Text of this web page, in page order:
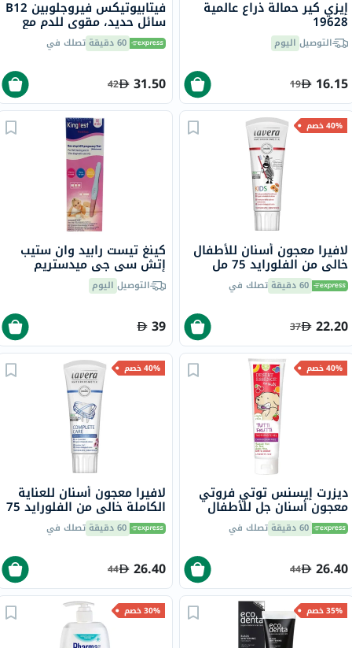
إيزي كير حمالة ذراع عالمية
19628
التوصيل اليوم
16.15
19
فيتابيوتيكس فيروجلوبين B12
سائل حديد، مقوي للدم مع
المعادن وفيتامينات B المركب
200 مل 60 دقيقة تصلك في
31.50
42
40% خصم
لافيرا معجون أسنان للأطفال
خالي من الفلورايد 75 مل
60 دقيقة تصلك في
22.20
37
كينغ تيست رابيد وان ستيب
إتش سي جي ميدستريم
مجموعة اختبار الحمل
التوصيل اليوم
39
40% خصم
ديزرت إيسنس توتي فروتي
معجون أسنان جل للأطفال
خالٍ من الفلورايد 133 جرام
60 دقيقة تصلك في
26.40
44
40% خصم
لافيرا معجون أسنان للعناية
الكاملة خالي من الفلورايد 75
مل 60 دقيقة تصلك في
26.40
44
35% خصم 30% خصم